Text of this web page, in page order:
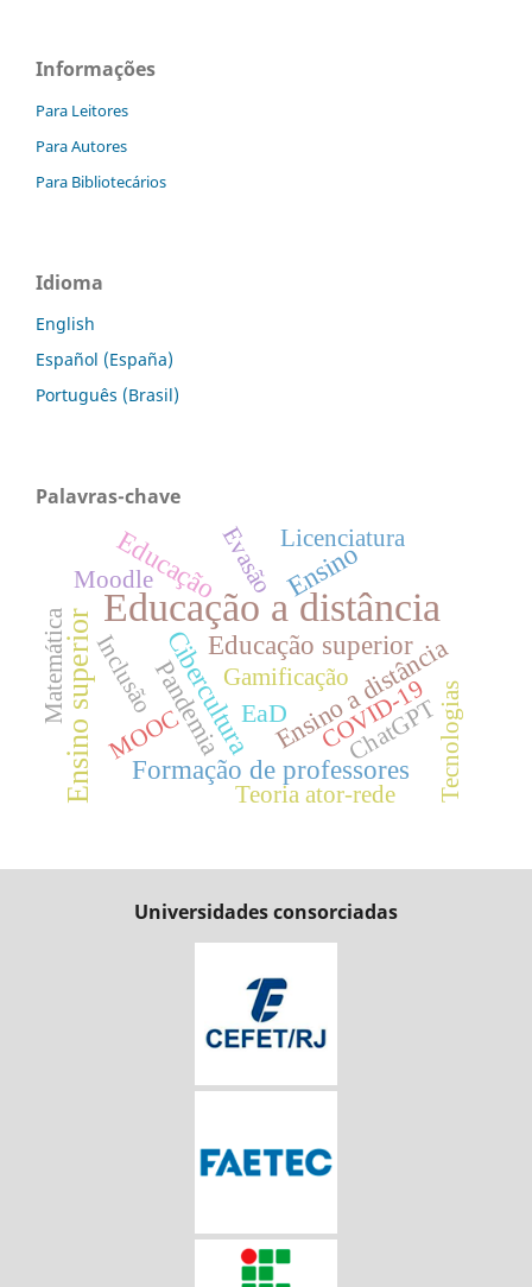
Informações
Para Leitores
Para Autores
Para Bibliotecários
Idioma
English
Español (España)
Português (Brasil)
Palavras-chave
Educação a distância
Ensino superior
Educação Ensino
Cibercultura
Formação de professores
Educação superior
EaDEnsino a distância
Pandemia
Inclusão GamificaçãoCOVID-19
MOOC
Evasão
Moodle
Licenciatura
Matemática
ChatGPT
Teoria ator-rede Tecnologias
Universidades consorciadas